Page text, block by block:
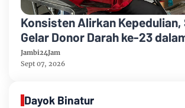
Konsisten Alirkan Kepedulian,
Gelar Donor Darah ke-23
Anniversary Sinsen
Jambi24Jam
Sept 07, 2026
Dayok Binatur